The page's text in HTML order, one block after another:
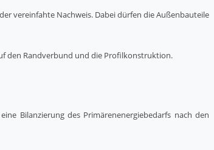
vereinfahte Nachweis. Dabei dürfen die Außenbauteile
den Randverbund und die Profilkonstruktion.
Bilanzierung des Primärenenergiebedarfs nach den